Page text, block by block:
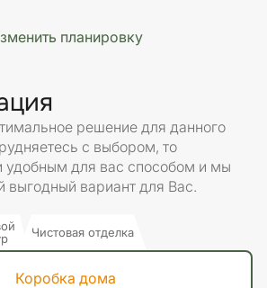
планировку
решение для данного
с выбором, то
удобным для вас способом и мы
вариант для Вас.
Чистовая отделка
Коробка дома